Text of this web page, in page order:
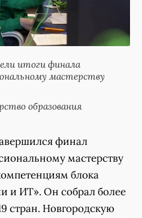
итоги финала
мастерству
образования
финал
мастерству
блока
и ИТ». Он собрал более
стран. Новгородскую